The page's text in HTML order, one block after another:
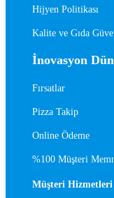
Hijyen Politikası
Kalite ve Gıda
İnovasyon
Fırsatlar
Pizza Takip
Online Ödeme
%100 Müşteri
Müşteri